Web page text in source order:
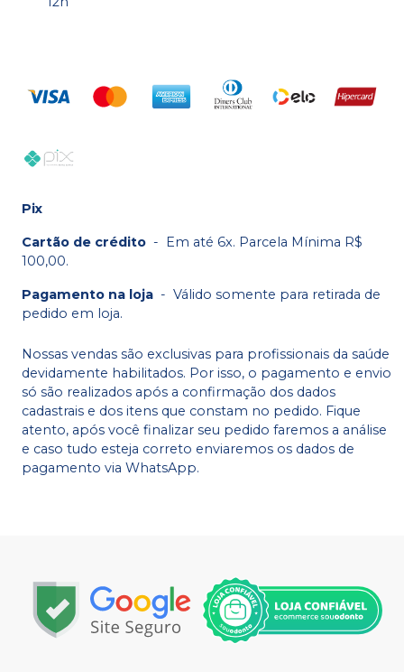
Pix
Cartão de crédito - Em até 6x. Parcela Mínima R$
100,00.
Pagamento na loja - Válido somente para retirada de
pedido em loja.
Nossas vendas são exclusivas para profissionais da saúde
devidamente habilitados. Por isso, o pagamento e envio
só são realizados após a confirmação dos dados
cadastrais e dos itens que constam no pedido. Fique
atento, após você finalizar seu pedido faremos a análise
e caso tudo esteja correto enviaremos os dados de
pagamento via WhatsApp.